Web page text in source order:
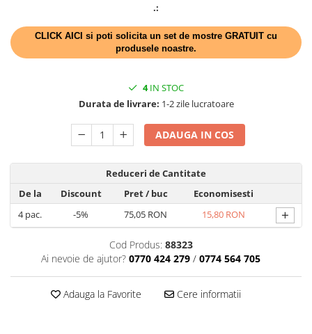
PORT-TACAMURI
AURIU, ARGINTIU & BRONZ
Cu IMPRIMEU
FETE DE MASA
NAPROANE MASA
FUSTE MASA BUFET
LUMANARI
VESELA PREMIUM UNICA
FOLOSINTA
SETURI DE MASA
.:
CLICK AICI si poti solicita un set de mostre GRATUIT cu
produsele noastre.
4IN STOC
Durata de livrare: 1-2 zile lucratoare
ADAUGA IN COS
Reduceri de Cantitate
De la
Discount Pret/ buc
Economisesti
4pac. -5% 75,05 RON 15,80 RON +
Cod Produs: 88323
Ai nevoie de ajutor? 0770 424 279 / 0774 564 705
Adauga la Favorite Cere informatii